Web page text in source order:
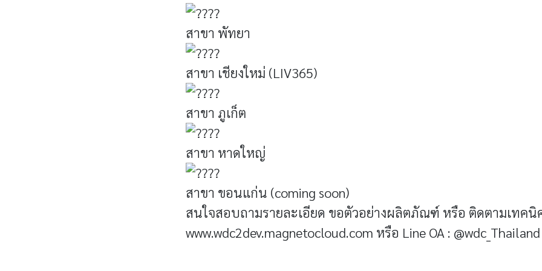
สาขา พัทยา
สาขา เชียงใหม่ (LIV365)
สาขา ภูเก็ต
สาขา หาดใหญ่
สาขา ขอนแก่น (coming soon)
สนใจสอบถามรายละเอียด ขอตัวอย่างผลิตภัณฑ์ หรือ ติดตามเทคนิ
www.wdc2dev.magnetocloud.com หรือ Line OA : @wdc_Thailand